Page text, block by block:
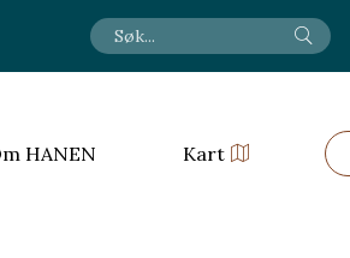
HANEN Kart